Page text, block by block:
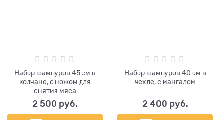
Набор шампуров 45 см в
колчане, с ножом для
снятия мяса
2 500 руб.
Набор шампуров 40 см в
чехле, с мангалом
2 400 руб.